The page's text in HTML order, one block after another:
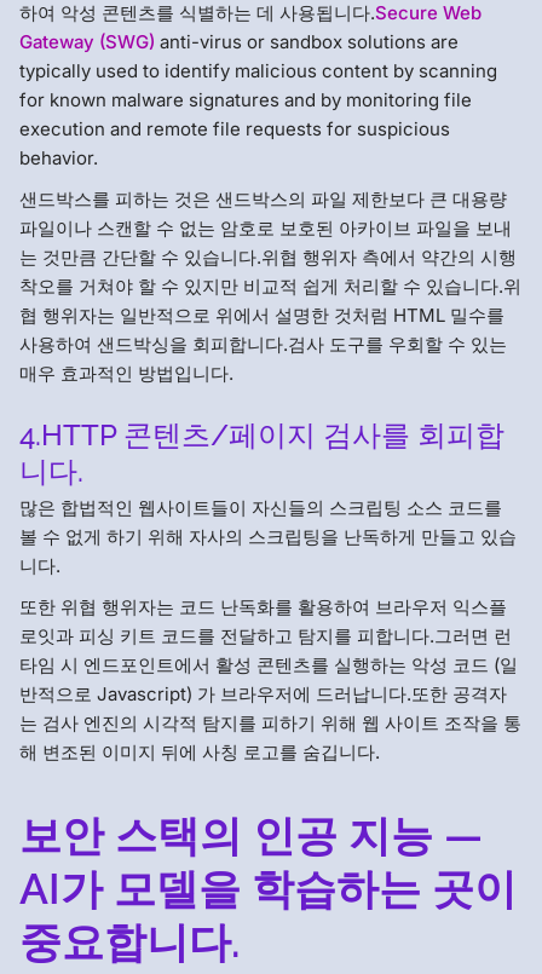
하여 악성 콘텐츠를 식별하는 데 사용됩니다.Secure Web
Gateway (SWG) anti-virus or sandbox solutions are
typically used to identify malicious content by scanning
for known malware signatures and by monitoring file
execution and remote file requests for suspicious
behavior.
샌드박스를 피하는 것은 샌드박스의 파일 제한보다 큰 대용량
파일이나 스캔할 수 없는 암호로 보호된 아카이브 파일을 보내
는 것만큼 간단할 수 있습니다.위협 행위자 측에서 약간의 시행
착오를 거쳐야 할 수 있지만 비교적 쉽게 처리할 수 있습니다.위
협 행위자는 일반적으로 위에서 설명한 것처럼 HTML 밀수를
사용하여 샌드박싱을 회피합니다.검사 도구를 우회할 수 있는
매우 효과적인 방법입니다.
4.HTTP 콘텐츠/페이지 검사를 회피합
니다.
많은 합법적인 웹사이트들이 자신들의 스크립팅 소스 코드를
볼 수 없게 하기 위해 자사의 스크립팅을 난독하게 만들고 있습
니다.
또한 위협 행위자는 코드 난독화를 활용하여 브라우저 익스플
로잇과 피싱 키트 코드를 전달하고 탐지를 피합니다.그러면 런
타임 시 엔드포인트에서 활성 콘텐츠를 실행하는 악성 코드 (일
반적으로 Javascript) 가 브라우저에 드러납니다.또한 공격자
는 검사 엔진의 시각적 탐지를 피하기 위해 웹 사이트 조작을 통
해 변조된 이미지 뒤에 사칭 로고를 숨깁니다.
보안 스택의 인공 지능 —
AI가 모델을 학습하는 곳이
중요합니다.